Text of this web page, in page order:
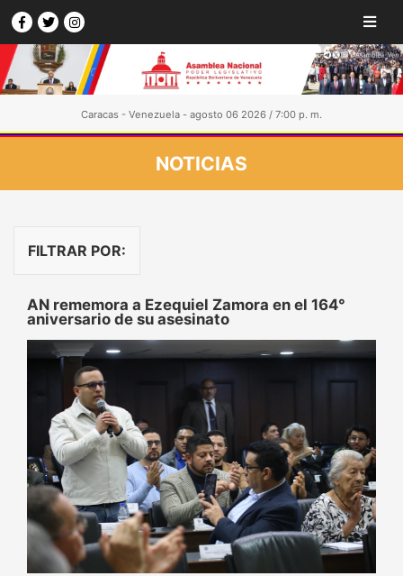
Caracas - Venezuela - agosto 06 2026 / 7:00 p. m.
NOTICIAS
FILTRAR POR:
AN rememora a Ezequiel Zamora en el 164°
aniversario de su asesinato